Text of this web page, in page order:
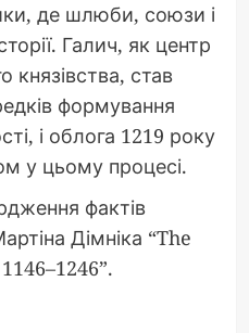
де шлюби, союзи і
Галич, як центр
князівства, став
формування
і облога 1219 року
у цьому процесі.
фактів
Дімніка “The